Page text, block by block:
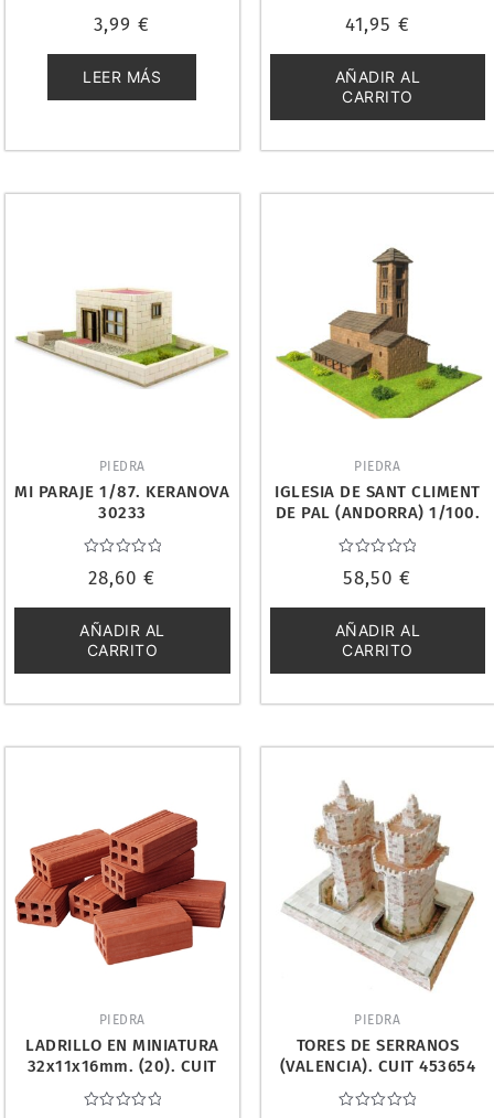
con
de
5
3,99€
LEER MÁS
con
de
5
41,95 €
AÑADIR AL
CARRITO
PIEDRA
MI PARAJE 1/87. KERANOVA
30233
con
de
5
28,60€
AÑADIR AL
CARRITO
PIEDRA
IGLESIA DE SANT CLIMENT
DE PAL (ANDORRA) 1/100.
KERANOVA 30115
con
de
5
58,50€
AÑADIR AL
CARRITO
PIEDRA
LADRILLO EN MINIATURA
32x11x16mm. (20). CUIT
03905
PIEDRA
TORES DE SERRANOS
(VALENCIA). CUIT 453654